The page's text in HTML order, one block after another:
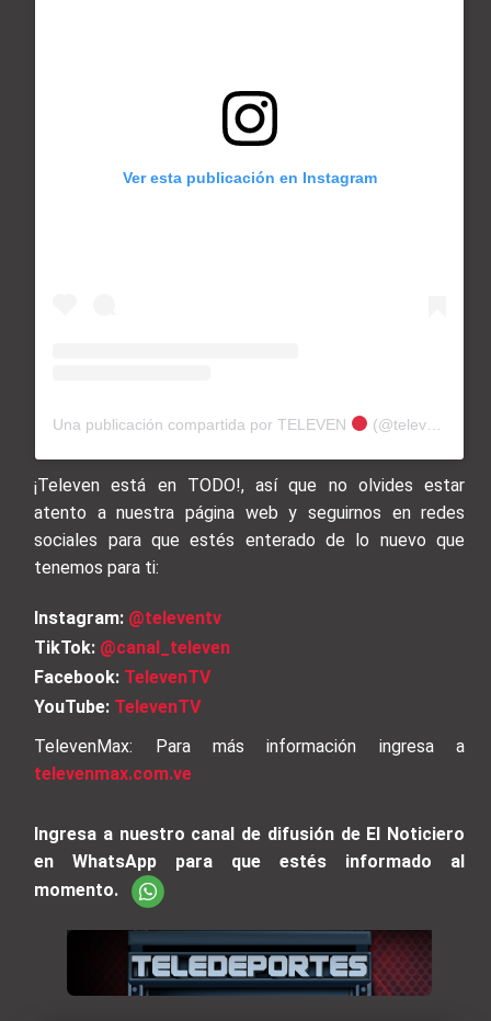
Ver esta publicación en Instagram
Una publicación compartida por TELEVEN (@televentv)
¡Televen está en TODO!, así que no olvides estar
atento a nuestra página web y seguirnos en redes
sociales para que estés enterado de lo nuevo que
tenemos para ti:
Instagram: @televentv
TikTok: @canal_televen
Facebook: TelevenTV
YouTube: TelevenTV
TelevenMax: Para más información ingresa a
televenmax.com.ve
Ingresa a nuestro canal de difusión de El Noticiero
en WhatsApp para que estés informado al
momento.